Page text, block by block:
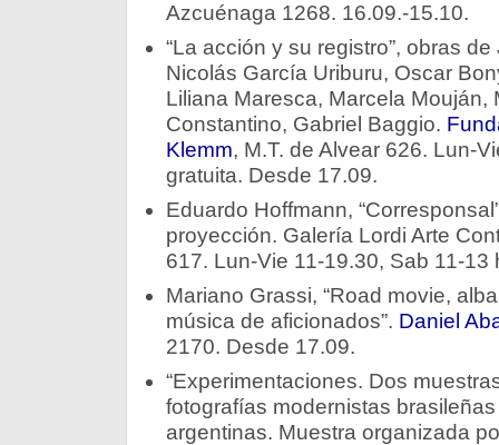
Azcuénaga 1268. 16.09.-15.10.
“La acción y su registro”, obras
Nicolás García Uriburu, Oscar
Liliana Maresca, Marcela Mouján,
Constantino, Gabriel Baggio.
Klemm, M.T. de Alvear 626. Lun-
gratuita. Desde 17.09.
Eduardo Hoffmann,
proyección. Galería Lordi Arte
617. Lun-Vie 11-19.30, Sab 11-13
Mariano Grassi, “Road movie,
música de aficionados”. Daniel
2170. Desde 17.09.
“Experimentaciones. Dos
fotografías modernistas
argentinas. Muestra organizada